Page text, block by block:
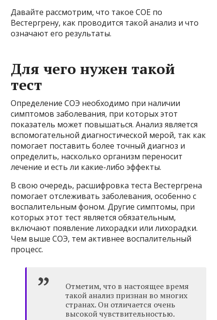
Давайте рассмотрим, что такое COE по
Вестергрену, как проводится такой анализ и что
означают его результаты.
Для чего нужен такой
тест
Определение СОЭ необходимо при наличии
симптомов заболевания, при которых этот
показатель может повышаться. Анализ является
вспомогательной диагностической мерой, так как
помогает поставить более точный диагноз и
определить, насколько организм переносит
лечение и есть ли какие-либо эффекты.
В свою очередь, расшифровка теста Вестергрена
помогает отслеживать заболевания, особенно с
воспалительным фоном. Другие симптомы, при
которых этот тест является обязательным,
включают появление лихорадки или лихорадки.
Чем выше СОЭ, тем активнее воспалительный
процесс.
Отметим, что в настоящее время
такой анализ признан во многих
странах. Он отличается очень
высокой чувствительностью.